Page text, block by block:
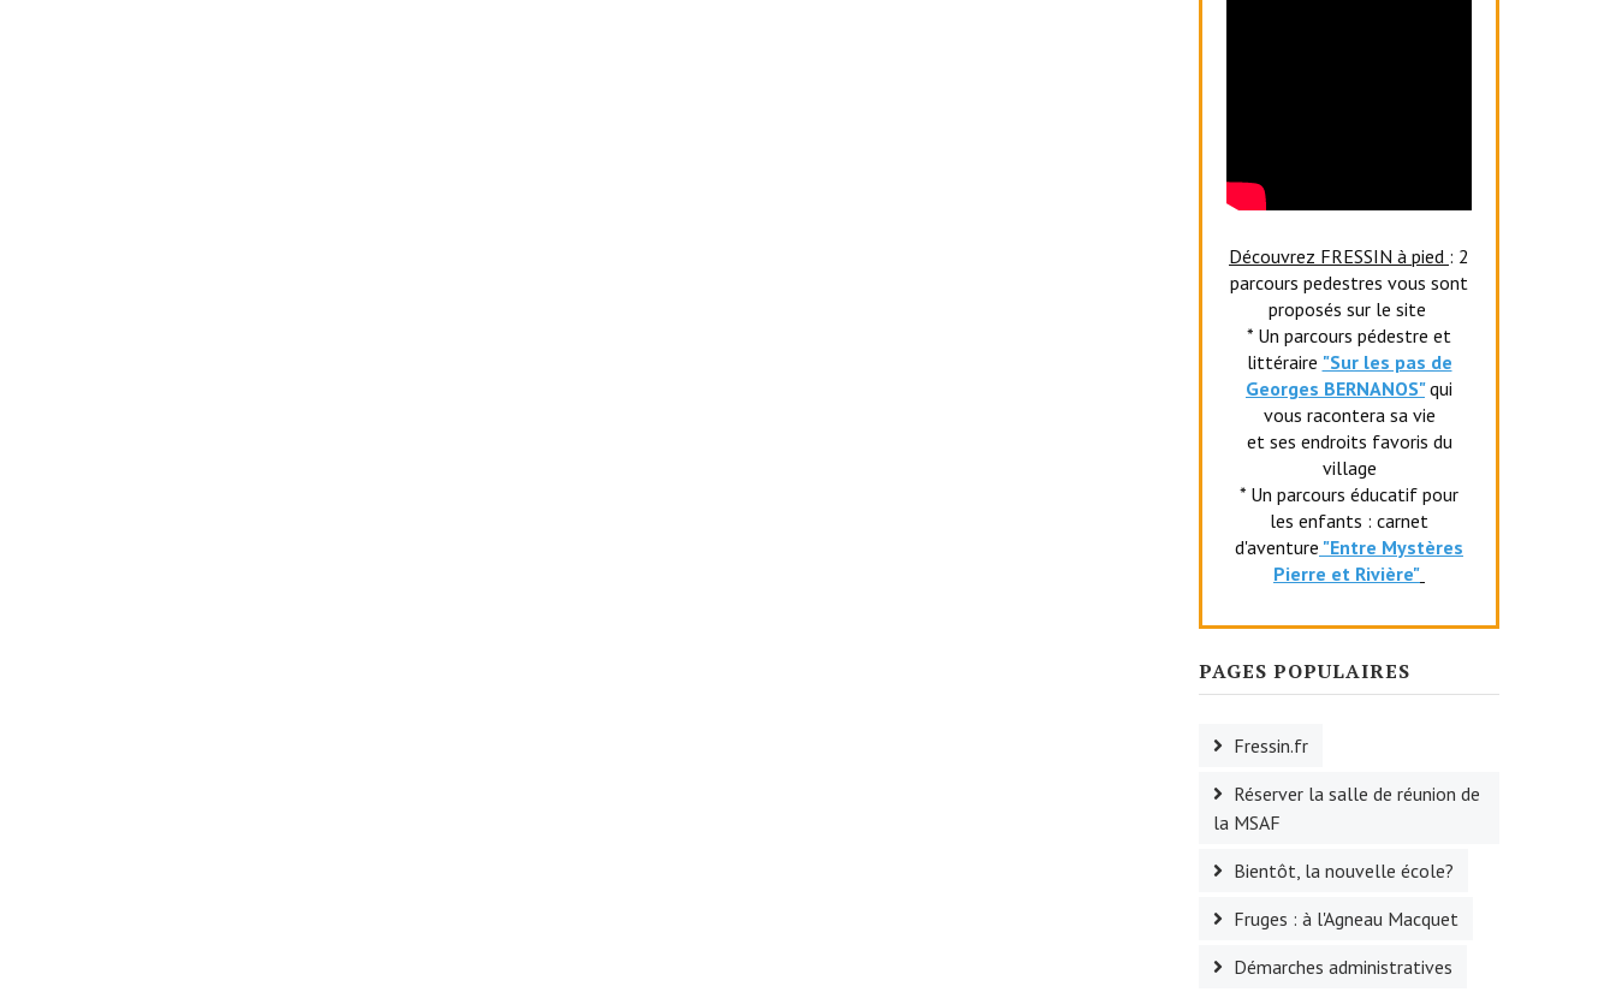
Découvrez FRESSIN à pied : 2
parcours pedestres vous sont
proposés sur le site
* Un parcours pédestre et
littéraire "Sur les pas de
Georges BERNANOS" qui
vous racontera sa vie
et ses endroits favoris du
village
* Un parcours éducatif pour
les enfants : carnet
d'aventure "Entre Mystères
Pierre et Rivière"
PAGES POPULAIRES
Fressin.fr
Réserver la salle de réunion de
la MSAF
Bientôt, la nouvelle école?
Fruges : à l'Agneau Macquet
Démarches administratives